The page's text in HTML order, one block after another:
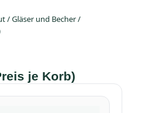
/Gläser und Becher/
je Korb)